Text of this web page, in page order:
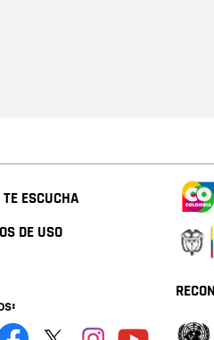
TE ESCUCHA
DE USO